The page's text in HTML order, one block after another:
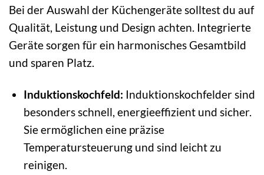
Bei der Auswahl der Küchengeräte solltest du auf
Qualität, Leistung und Design achten. Integrierte
Geräte sorgen für ein harmonisches Gesamtbild
und sparen Platz.
Induktionskochfeld: Induktionskochfelder sind
besonders schnell, energieeffizient und sicher.
Sie ermöglichen eine präzise
Temperatursteuerung und sind leicht zu
reinigen.